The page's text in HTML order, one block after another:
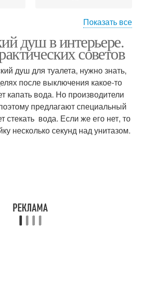
Показать все
душ в интерьере.
советов
душ для туалета, нужно знать,
после выключения какое-то
капать вода. Но производители
предлагают специальный
стекать вода. Если же его нет, то
несколько секунд над унитазом.